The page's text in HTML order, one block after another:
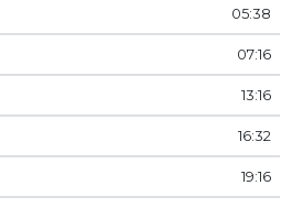
05:38
07:16
13:16
16:32
19:16